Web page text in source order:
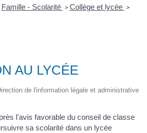
Famille - Scolarité > Collège et lycée >
AU LYCÉE
de l'information légale et administrative
l'avis favorable du conseil de classe
sa scolarité dans un lycée